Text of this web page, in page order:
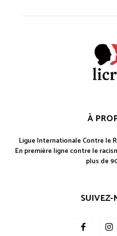
À
Ligue Internationale Contre le
En première ligne contre le
plus de
SUIVEZ-